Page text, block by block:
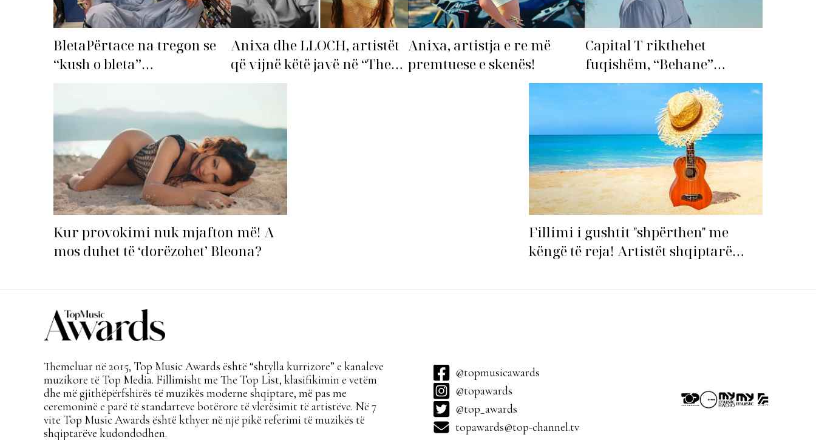
BletaPërtace na tregon se
“kush o bleta”…
Anixa dhe LLOCH, artistët
që vijnë këtë javë në “The
Top List”!
Anixa, artistja e re më
premtuese e skenës!
Capital T rikthehet
fuqishëm, “Behane”
premton të bëhet fiksimi i
Kur provokimi nuk mjafton më! A
mos duhet të ‘dorëzohet’ Bleona?
Fillimi i gushtit "shpërthen" me
këngë të reja! Artistët shqiptarë
Themeluar në 2015, Top Music Awards është “shtylla kurrizore” e kanaleve
muzikore të Top Media. Fillimisht me The Top List, klasifikimin e vetëm
dhe më gjithëpërfshirës të muzikës moderne shqiptare, më pas me
ceremoninë e parë të standarteve botërore të vlerësimit të artistëve. Në 7
vite Top Music Awards është kthyer në një pikë referimi të muzikës të
shqiptarëve kudondodhen.
@topmusicawards
@topawards
@top_awards
topawards@top-channel.tv